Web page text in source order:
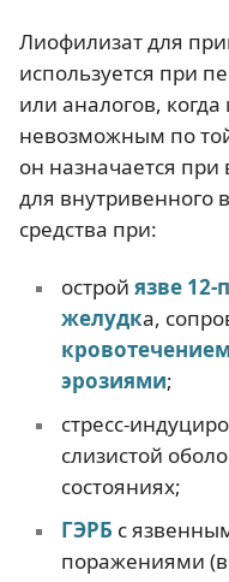
Лиофилизат для
используется при
или аналогов,
невозможным по
он назначается
для внутривенного
средства при:
острой язве
желудка,
кровотечением
эрозиями;
стресс-
слизистой
состояниях;
ГЭРБ с
поражениями (в